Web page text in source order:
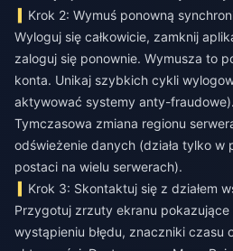
Krok 2: Wymuś ponowną
Wyloguj się całkowicie, zamknij
zaloguj się ponownie. Wymusza to
konta. Unikaj szybkich cykli
aktywować systemy anty-fraudowe).
Tymczasowa zmiana regionu
odświeżenie danych (działa tylko w
postaci na wielu serwerach).
Krok 3: Skontaktuj się z działem
Przygotuj zrzuty ekranu
wystąpieniu błędu, znaczniki czasu